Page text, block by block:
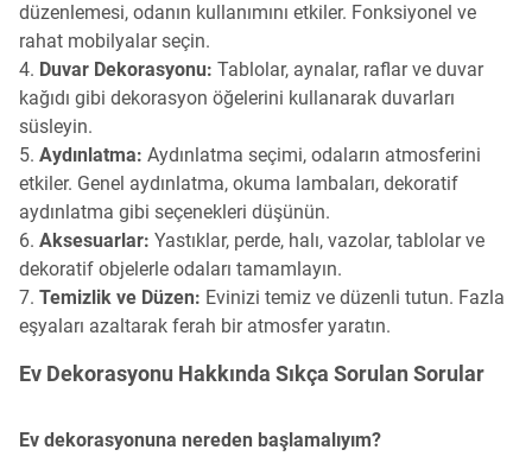
düzenlemesi, odanın kullanımını etkiler. Fonksiyonel ve
rahat mobilyalar seçin.
Duvar Dekorasyonu: Tablolar, aynalar, raflar ve duvar
kağıdı gibi dekorasyon öğelerini kullanarak duvarları
süsleyin.
Aydınlatma: Aydınlatma seçimi, odaların atmosferini
etkiler. Genel aydınlatma, okuma lambaları, dekoratif
aydınlatma gibi seçenekleri düşünün.
Aksesuarlar: Yastıklar, perde, halı, vazolar, tablolar ve
dekoratif objelerle odaları tamamlayın.
Temizlik ve Düzen: Evinizi temiz ve düzenli tutun. Fazla
eşyaları azaltarak ferah bir atmosfer yaratın.
Ev Dekorasyonu Hakkında Sıkça Sorulan Sorular
Ev dekorasyonuna nereden başlamalıyım?